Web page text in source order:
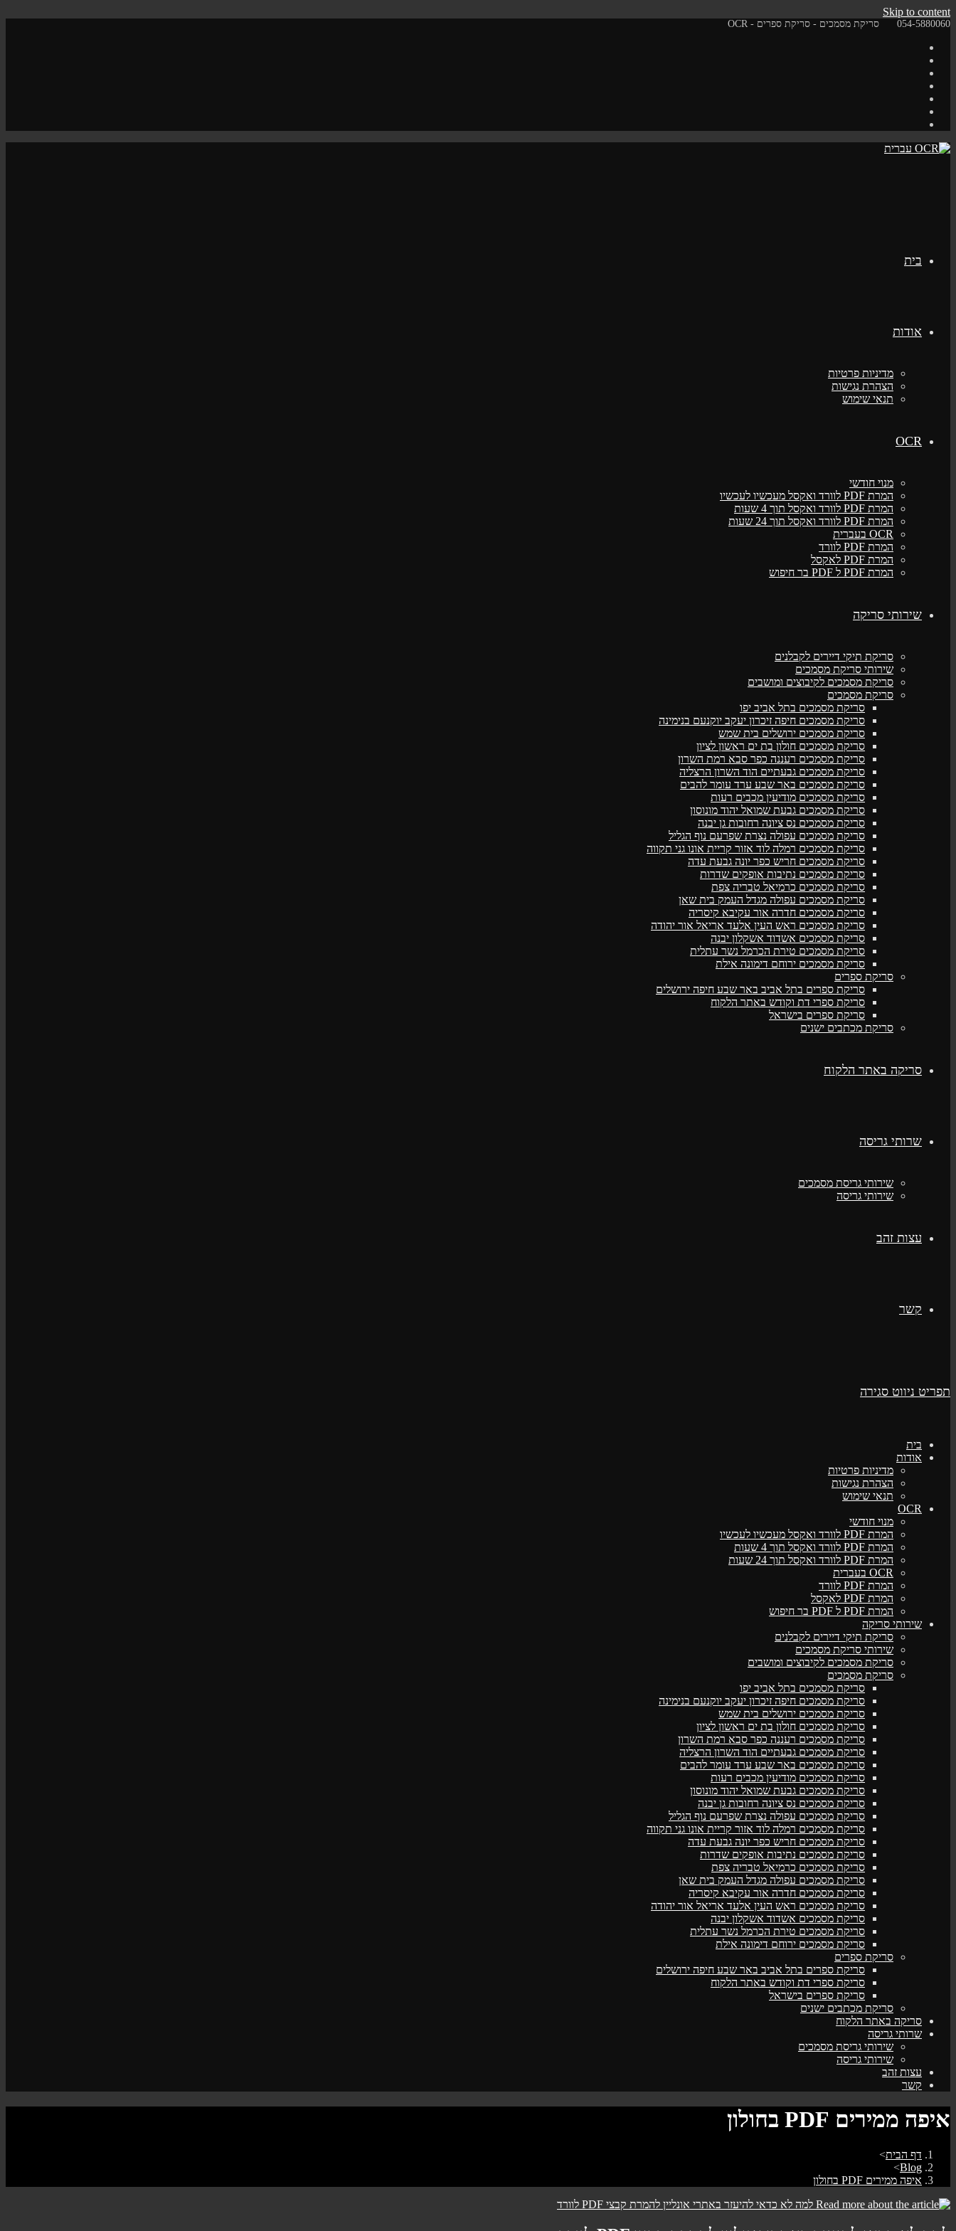
Skip to content
054-5880060 סריקת מסמכים - סריקת ספרים - OCR
בית
אודות
מדיניות פרטיות
הצהרת נגישות
תנאי שימוש
OCR
מנוי חודשי
המרת PDF לוורד ואקסל מעכשיו לעכשיו
המרת PDF לוורד ואקסל תוך 4 שעות
המרת PDF לוורד ואקסל תוך 24 שעות
OCR בעברית
המרת PDF לוורד
המרת PDF לאקסל
המרת PDF ל PDF בר חיפוש
שירותי סריקה
סריקת תיקי דיירים לקבלנים
שירותי סריקת מסמכים
סריקת מסמכים לקיבוצים ומושבים
סריקת מסמכים
סריקת מסמכים בתל אביב יפו
סריקת מסמכים חיפה זיכרון יעקב יוקנעם בנימינה
סריקת מסמכים ירושלים בית שמש
סריקת מסמכים חולון בת ים ראשון לציון
סריקת מסמכים רעננה כפר סבא רמת השרון
סריקת מסמכים גבעתיים הוד השרון הרצליה
סריקת מסמכים באר שבע ערד עומר להבים
סריקת מסמכים מודיעין מכבים רעות
סריקת מסמכים גבעת שמואל יהוד מונוסון
סריקת מסמכים נס ציונה רחובות גן יבנה
סריקת מסמכים עפולה נצרת שפרעם נוף הגליל
סריקת מסמכים רמלה לוד אזור קריית אונו גני תקווה
סריקת מסמכים חריש כפר יונה גבעת עדה
סריקת מסמכים נתיבות אופקים שדרות
סריקת מסמכים כרמיאל טבריה צפת
סריקת מסמכים עפולה מגדל העמק בית שאן
סריקת מסמכים חדרה אור עקיבא קיסריה
סריקת מסמכים ראש העין אלעד אריאל אור יהודה
סריקת מסמכים אשדוד אשקלון יבנה
סריקת מסמכים טירת הכרמל נשר עתלית
סריקת מסמכים ירוחם דימונה אילת
סריקת ספרים
סריקת ספרים בתל אביב באר שבע חיפה ירושלים
סריקת ספרי דת וקודש באתר הלקוח
סריקת ספרים בישראל
סריקת מכתבים ישנים
סריקה באתר הלקוח
שרותי גריסה
שירותי גריסת מסמכים
שירותי גריסה
עצות זהב
קשר
תפריט ניווט סגירה
בית
אודות
מדיניות פרטיות
הצהרת נגישות
תנאי שימוש
OCR
מנוי חודשי
המרת PDF לוורד ואקסל מעכשיו לעכשיו
המרת PDF לוורד ואקסל תוך 4 שעות
המרת PDF לוורד ואקסל תוך 24 שעות
OCR בעברית
המרת PDF לוורד
המרת PDF לאקסל
המרת PDF ל PDF בר חיפוש
שירותי סריקה
סריקת תיקי דיירים לקבלנים
שירותי סריקת מסמכים
סריקת מסמכים לקיבוצים ומושבים
סריקת מסמכים
סריקת מסמכים בתל אביב יפו
סריקת מסמכים חיפה זיכרון יעקב יוקנעם בנימינה
סריקת מסמכים ירושלים בית שמש
סריקת מסמכים חולון בת ים ראשון לציון
סריקת מסמכים רעננה כפר סבא רמת השרון
סריקת מסמכים גבעתיים הוד השרון הרצליה
סריקת מסמכים באר שבע ערד עומר להבים
סריקת מסמכים מודיעין מכבים רעות
סריקת מסמכים גבעת שמואל יהוד מונוסון
סריקת מסמכים נס ציונה רחובות גן יבנה
סריקת מסמכים עפולה נצרת שפרעם נוף הגליל
סריקת מסמכים רמלה לוד אזור קריית אונו גני תקווה
סריקת מסמכים חריש כפר יונה גבעת עדה
סריקת מסמכים נתיבות אופקים שדרות
סריקת מסמכים כרמיאל טבריה צפת
סריקת מסמכים עפולה מגדל העמק בית שאן
סריקת מסמכים חדרה אור עקיבא קיסריה
סריקת מסמכים ראש העין אלעד אריאל אור יהודה
סריקת מסמכים אשדוד אשקלון יבנה
סריקת מסמכים טירת הכרמל נשר עתלית
סריקת מסמכים ירוחם דימונה אילת
סריקת ספרים
סריקת ספרים בתל אביב באר שבע חיפה ירושלים
סריקת ספרי דת וקודש באתר הלקוח
סריקת ספרים בישראל
סריקת מכתבים ישנים
סריקה באתר הלקוח
שרותי גריסה
שירותי גריסת מסמכים
שירותי גריסה
עצות זהב
קשר
איפה ממירים PDF בחולון
דף הבית>
Blog
>
איפה ממירים PDF בחולון